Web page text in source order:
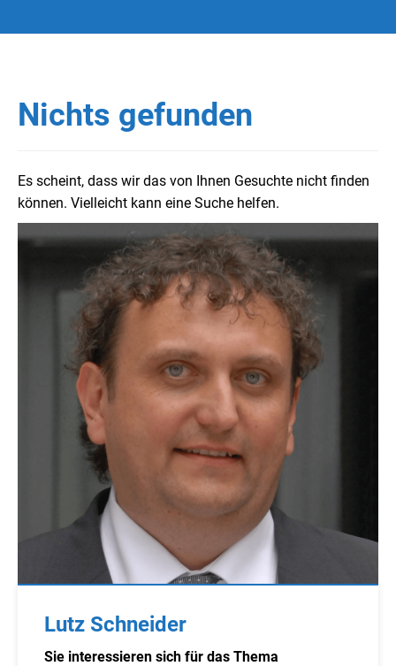
Nichts gefunden
Es scheint, dass wir das von Ihnen Gesuchte nicht finden
können. Vielleicht kann eine Suche helfen.
Lutz Schneider
Sie interessieren sich für das Thema